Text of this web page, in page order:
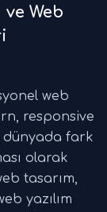
ve Web
web
responsive
dünyada fark
olarak
tasarım,
yazılım